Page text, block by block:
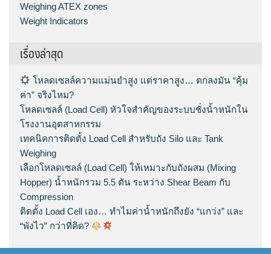
Weighing ATEX zones
Weight Indicators
เรื่องล่าสุด
โหลดเซลล์ความแม่นยำสูง แต่ราคาสูง… ตกลงมัน “คุ้ม
ค่า” จริงไหม?
โหลดเซลล์ (Load Cell) หัวใจสำคัญของระบบชั่งน้ำหนักใน
โรงงานอุตสาหกรรม
เทคนิคการติดตั้ง Load Cell สำหรับถัง Silo และ Tank
Weighing
เลือกโหลดเซลล์ (Load Cell) ให้เหมาะกับถังผสม (Mixing
Hopper) น้ำหนักรวม 5.5 ตัน ระหว่าง Shear Beam กับ
Compression
ติดตั้ง Load Cell เอง… ทำไมค่าน้ำหนักถึงยัง “แกว่ง” และ
“พังไว” กว่าที่คิด?